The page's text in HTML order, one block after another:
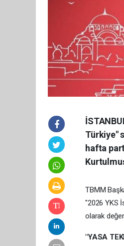
Türkiye"
hafta
TBMM
"2026 YKS
olarak
"YASA